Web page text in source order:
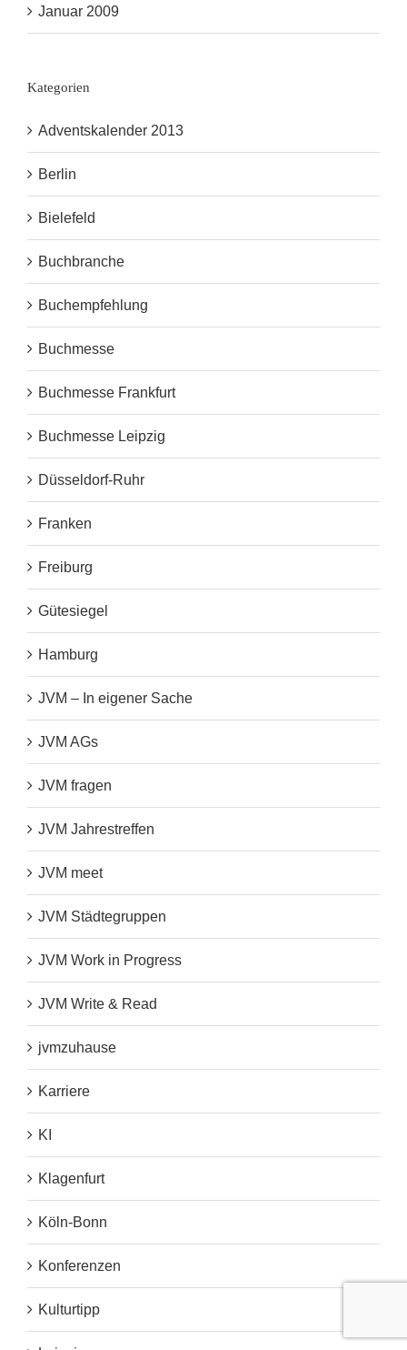
Januar 2009
Kategorien
Adventskalender 2013
Berlin
Bielefeld
Buchbranche
Buchempfehlung
Buchmesse
Buchmesse Frankfurt
Buchmesse Leipzig
Düsseldorf-Ruhr
Franken
Freiburg
Gütesiegel
Hamburg
JVM – In eigener Sache
JVM AGs
JVM fragen
JVM Jahrestreffen
JVM meet
JVM Städtegruppen
JVM Work in Progress
JVM Write & Read
jvmzuhause
Karriere
KI
Klagenfurt
Köln-Bonn
Konferenzen
Kulturtipp